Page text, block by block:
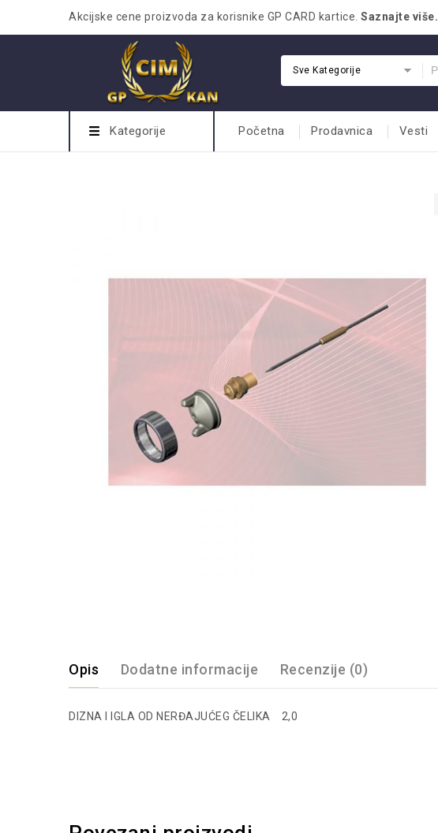
Akcijske cene proizvoda za korisnike GP CARD kartice. Saznajte više.
Sve Kategorije
Kategorije Početna Prodavnica Vesti
Opis Dodatne informacije Recenzije (0)
DIZNA I IGLA OD NERĐAJUĆEG ČELIKA 2,0